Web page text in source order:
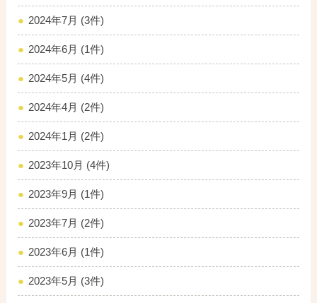
2024年7月 (3件)
2024年6月 (1件)
2024年5月 (4件)
2024年4月 (2件)
2024年1月 (2件)
2023年10月 (4件)
2023年9月 (1件)
2023年7月 (2件)
2023年6月 (1件)
2023年5月 (3件)